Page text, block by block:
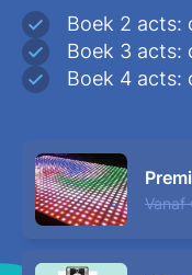
Boek 2 acts:
Boek 3 acts:
Boek 4 acts:
Vanaf